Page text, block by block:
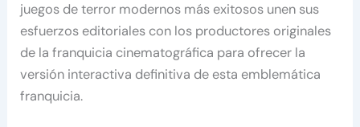
juegos de terror modernos más exitosos unen sus
esfuerzos editoriales con los productores originales
de la franquicia cinematográfica para ofrecer la
versión interactiva definitiva de esta emblemática
franquicia.